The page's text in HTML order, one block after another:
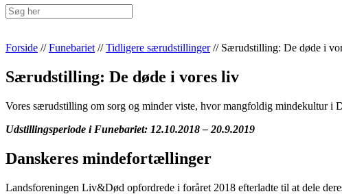
Forside //Funebariet //Tidligere særudstillinger// Særudstilling: De døde i
Særudstilling: De døde i vores liv
Vores særudstilling om sorg og minder viste, hvor mangfoldig mindekultur i
Udstillingsperiode i Funebariet: 12.10.2018 – 20.9.2019
Danskeres mindefortællinger
Landsforeningen Liv&Død opfordrede i foråret 2018 efterladte til at dele